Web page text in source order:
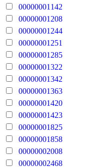
00000001142
00000001208
00000001244
00000001251
00000001285
00000001322
00000001342
00000001363
00000001420
00000001423
00000001825
00000001858
00000002008
00000002468